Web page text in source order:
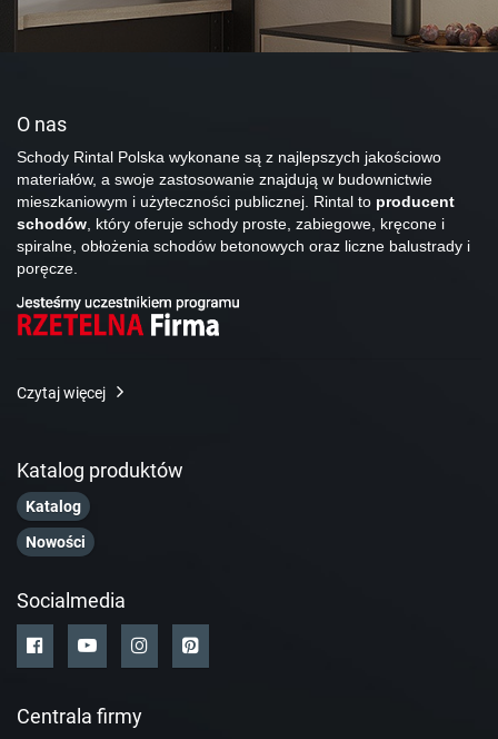
O nas
Schody Rintal Polska wykonane są z najlepszych jakościowo
materiałów, a swoje zastosowanie znajdują w budownictwie
mieszkaniowym i użyteczności publicznej. Rintal to producent
schodów, który oferuje schody proste, zabiegowe, kręcone i
spiralne, obłożenia schodów betonowych oraz liczne balustrady i
poręcze.
Czytaj więcej
Katalog produktów
Katalog
Nowości
Socialmedia
Centrala firmy